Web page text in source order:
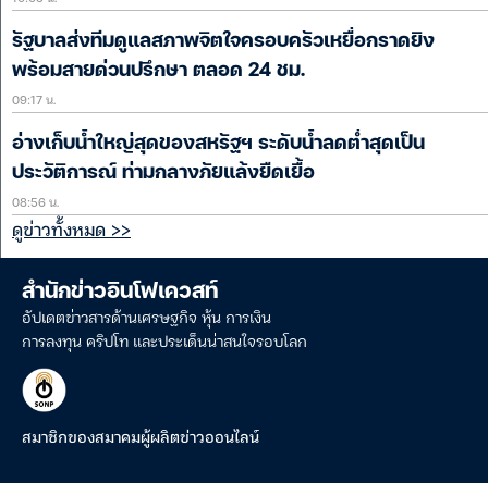
รัฐบาลส่งทีมดูแลสภาพจิตใจครอบครัวเหยื่อกราดยิง
พร้อมสายด่วนปรึกษา ตลอด 24 ชม.
09:17 น.
อ่างเก็บน้ำใหญ่สุดของสหรัฐฯ ระดับน้ำลดต่ำสุดเป็น
ประวัติการณ์ ท่ามกลางภัยแล้งยืดเยื้อ
08:56 น.
ดูข่าวทั้งหมด >>
สำนักข่าวอินโฟเควสท์
อัปเดตข่าวสารด้านเศรษฐกิจ หุ้น การเงิน
การลงทุน คริปโท และประเด็นน่าสนใจรอบโลก
สมาชิกของสมาคมผู้ผลิตข่าวออนไลน์